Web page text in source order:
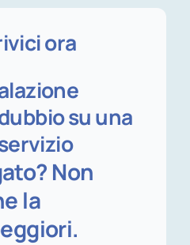
ora
su una
Non
la